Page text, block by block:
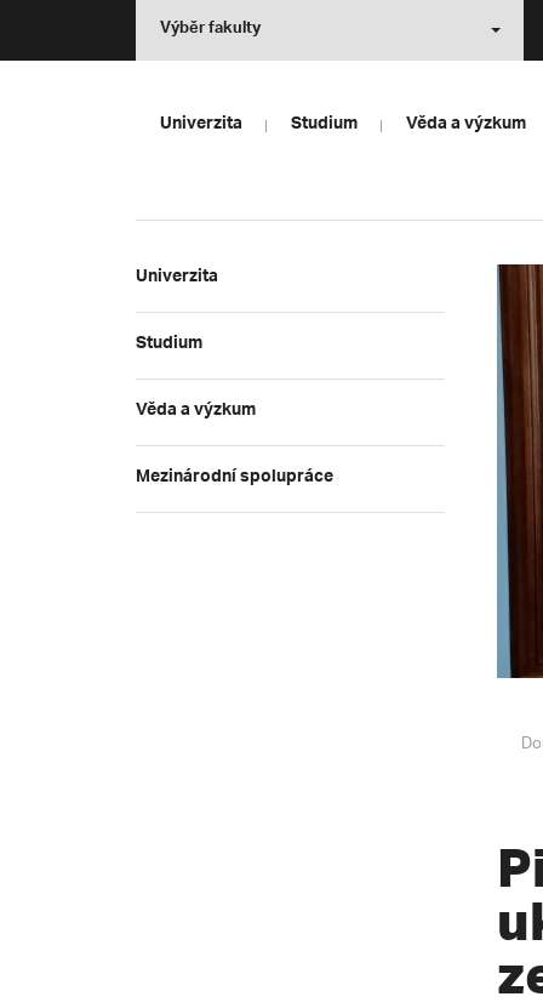
Výběr fakulty
Univerzita Studium Věda a výzkum
Univerzita
Studium
Věda a výzkum
Mezinárodní spolupráce